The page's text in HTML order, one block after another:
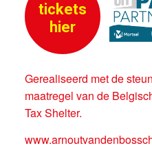
Gerealiseerd met de
maatregel van de
Tax Shelter.
tickets
hier